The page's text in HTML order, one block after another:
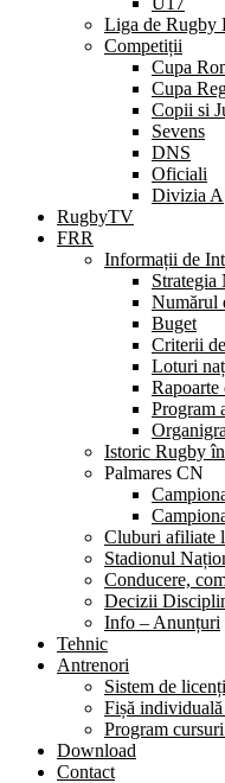
Liga de Rugby
Competiții
Cupa
Cupa
Copii si
Sevens
DNS
Oficiali
Divizia A
RugbyTV
FRR
Informații de
Strategia
Numărul
Buget
Criterii
Loturi
Program
Istoric Rugby
Palmares CN
Cluburi afiliate
Stadionul
Conducere,
Decizii
Info – Anunțuri
Tehnic
Antrenori
Sistem de
Fișă
Program
Download
Contact